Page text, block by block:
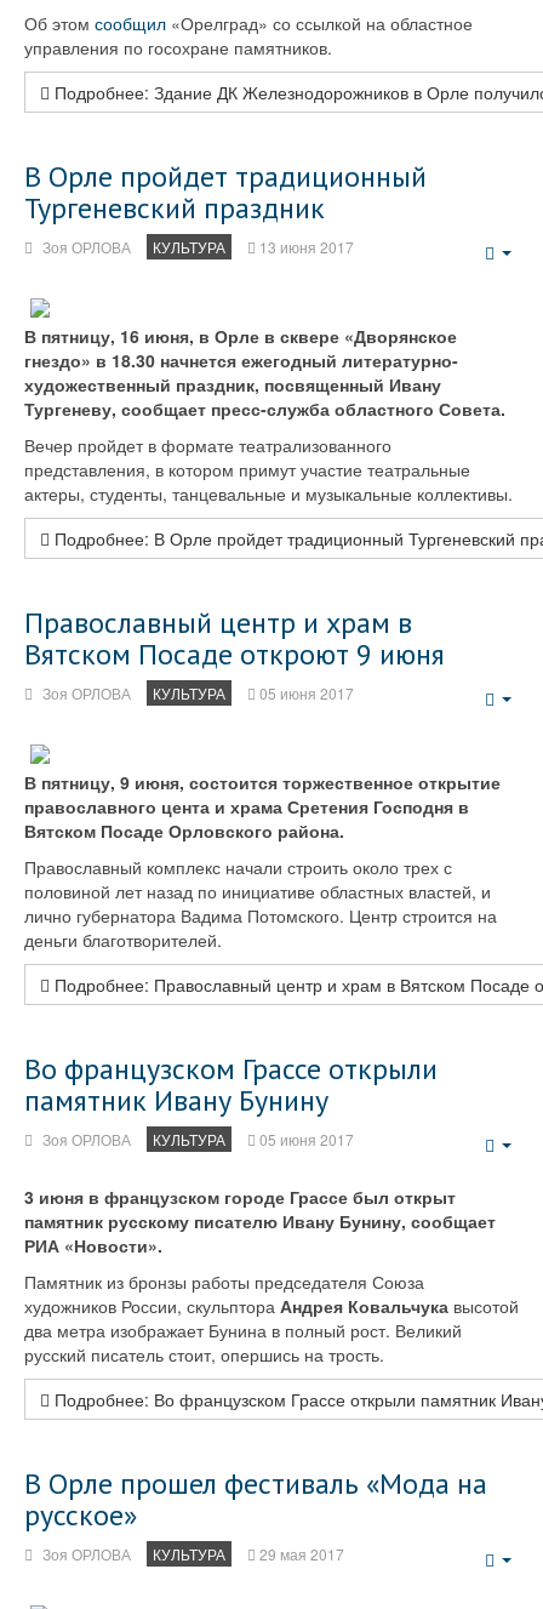
Об этом сообщил «Орелград» со ссылкой на областное
управления по госохране памятников.
Подробнее: Здание ДК Железнодорожников в Орле
В Орле пройдет традиционный
Тургеневский праздник
Зоя ОРЛОВА КУЛЬТУРА 13 июня 2017
В пятницу, 16 июня, в Орле в сквере «Дворянское
гнездо» в 18.30 начнется ежегодный литературно-
художественный праздник, посвященный Ивану
Тургеневу, сообщает пресс-служба областного Совета.
Вечер пройдет в формате театрализованного
представления, в котором примут участие театральные
актеры, студенты, танцевальные и музыкальные коллективы.
Подробнее: В Орле пройдет традиционный Тургеневский
Православный центр и храм в
Вятском Посаде откроют 9 июня
Зоя ОРЛОВА КУЛЬТУРА 05 июня 2017
В пятницу, 9 июня, состоится торжественное открытие
православного цента и храма Сретения Господня в
Вятском Посаде Орловского района.
Православный комплекс начали строить около трех с
половиной лет назад по инициативе областных властей, и
лично губернатора Вадима Потомского. Центр строится на
деньги благотворителей.
Подробнее: Православный центр и храм в Вятском Посаде
Во французском Грассе открыли
памятник Ивану Бунину
Зоя ОРЛОВА КУЛЬТУРА 05 июня 2017
3 июня в французском городе Грассе был открыт
памятник русскому писателю Ивану Бунину, сообщает
РИА «Новости».
Памятник из бронзы работы председателя Союза
художников России, скульптора Андрея Ковальчука высотой
два метра изображает Бунина в полный рост. Великий
русский писатель стоит, опершись на трость.
Подробнее: Во французском Грассе открыли памятник
В Орле прошел фестиваль «Мода на
русское»
Зоя ОРЛОВА КУЛЬТУРА 29 мая 2017